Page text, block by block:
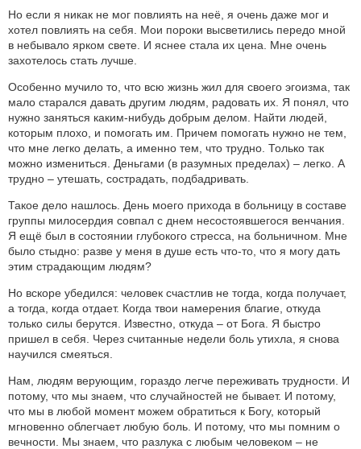
Но если я никак не мог повлиять на неё, я очень даже мог и
хотел повлиять на себя. Мои пороки высветились передо мной
в небывало ярком свете. И яснее стала их цена. Мне очень
захотелось стать лучше.
Особенно мучило то, что всю жизнь жил для своего эгоизма, так
мало старался давать другим людям, радовать их. Я понял, что
нужно заняться каким-нибудь добрым делом. Найти людей,
которым плохо, и помогать им. Причем помогать нужно не тем,
что мне легко делать, а именно тем, что трудно. Только так
можно измениться. Деньгами (в разумных пределах) – легко. А
трудно – утешать, сострадать, подбадривать.
Такое дело нашлось. День моего прихода в больницу в составе
группы милосердия совпал с днем несостоявшегося венчания.
Я ещё был в состоянии глубокого стресса, на больничном. Мне
было стыдно: разве у меня в душе есть что-то, что я могу дать
этим страдающим людям?
Но вскоре убедился: человек счастлив не тогда, когда получает,
а тогда, когда отдает. Когда твои намерения благие, откуда
только силы берутся. Известно, откуда – от Бога. Я быстро
пришел в себя. Через считанные недели боль утихла, я снова
научился смеяться.
Нам, людям верующим, гораздо легче переживать трудности. И
потому, что мы знаем, что случайностей не бывает. И потому,
что мы в любой момент можем обратиться к Богу, который
мгновенно облегчает любую боль. И потому, что мы помним о
вечности. Мы знаем, что разлука с любым человеком – не